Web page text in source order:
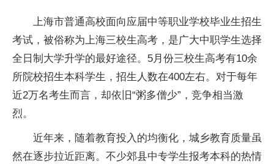
上海市普通高校面向应届中等职业学校毕业生招生
考试，被俗称为上海三校生高考，是广大中职学生选择
全日制大学升学的最好途径。5月份三校生高考有10余
所院校招生本科学生，招生人数在400左右。对于每年
近2万名考生而言，却依旧“粥多僧少”，竞争相当激
烈。
近年来，随着教育投入的均衡化，城乡教育质量虽
然在逐步拉近距离。不少郊县中专学生报考本科的热情